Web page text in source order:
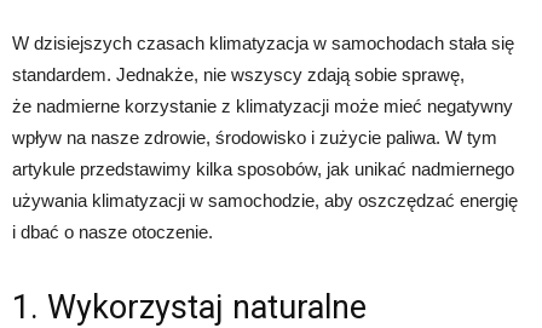
W dzisiejszych czasach klimatyzacja w samochodach stała się
standardem. Jednakże, nie wszyscy zdają sobie sprawę,
że nadmierne korzystanie z klimatyzacji może mieć negatywny
wpływ na nasze zdrowie, środowisko i zużycie paliwa. W tym
artykule przedstawimy kilka sposobów, jak unikać nadmiernego
używania klimatyzacji w samochodzie, aby oszczędzać energię
i dbać o nasze otoczenie.
1. Wykorzystaj naturalne